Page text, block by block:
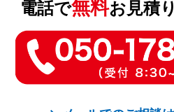
電話で無料お見積り